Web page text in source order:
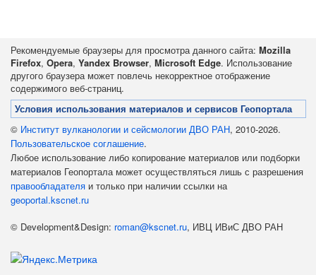
Рекомендуемые браузеры для просмотра данного сайта: Mozilla
Firefox, Opera, Yandex Browser, Microsoft Edge. Использование
другого браузера может повлечь некорректное отображение
содержимого веб-страниц.
Условия использования материалов и сервисов Геопортала
© Институт вулканологии и сейсмологии ДВО РАН, 2010-2026.
Пользовательское соглашение.
Любое использование либо копирование материалов или подборки
материалов Геопортала может осуществляться лишь с разрешения
правообладателя и только при наличии ссылки на
geoportal.kscnet.ru
© Development&Design: roman@kscnet.ru, ИВЦ ИВиС ДВО РАН